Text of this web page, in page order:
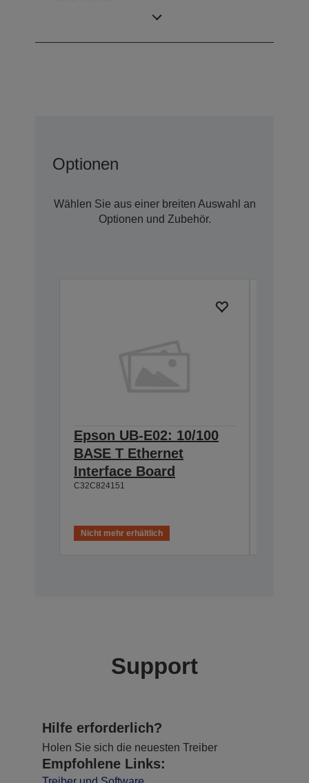
Optionen
Wählen Sie aus einer breiten Auswahl an
Optionen und Zubehör.
Epson UB-E02: 10/100
BASE T Ethernet
Interface Board
C32C824151
Nicht mehr erhältlich
Support
Hilfe erforderlich?
Holen Sie sich die neuesten Treiber
Empfohlene Links: